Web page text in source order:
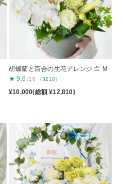
胡蝶蘭と百合の生花アレンジ 白 M
★ 9.6 /10 （3210）
¥10,000(総額 ¥12,810)